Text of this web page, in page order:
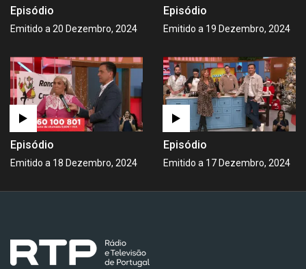
Episódio
Emitido a 20 Dezembro, 2024
Episódio
Emitido a 19 Dezembro, 2024
Episódio
Emitido a 18 Dezembro, 2024
Episódio
Emitido a 17 Dezembro, 2024